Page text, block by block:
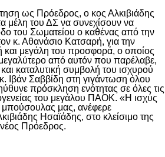
ως Πρόεδρος, ο κος Αλκιβιάδης
μέλη του ΔΣ να συνεχίσουν να
του Σωματείου ο καθένας από την
κ. Αθανάσιο Κατσαρή, για την
και μεγάλη του προσφορά, ο οποίος
από αυτόν που παρέλαβε,
καταλυτική συμβολή του ισχυρού
Σαββίδη στη γιγάντωση όλου
πρόσκληση ενότητας σε όλες τις
του μεγάλου ΠΑΟΚ. «Η ισχύς
μπούσουλας μας, ανέφερε
Ησαϊάδης, στο κλείσιμο της
Πρόεδρος.